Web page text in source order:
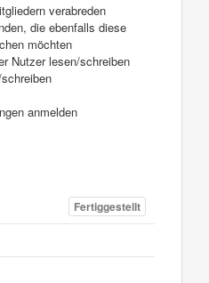
verabreden
die ebenfalls diese
möchten
Nutzer lesen/schreiben
anmelden
Fertiggestellt